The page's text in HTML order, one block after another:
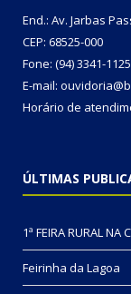
End.: Av. Jarbas
CEP: 68525-000
Fone: (94) 3341-1125
E-mail:
Horário de
ÚLTIMAS
1ª FEIRA RURAL NA
Feirinha da Lagoa